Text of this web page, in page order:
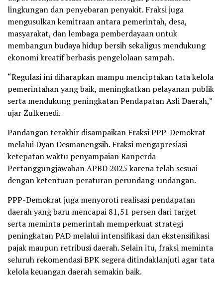
lingkungan dan penyebaran penyakit. Fraksi juga
mengusulkan kemitraan antara pemerintah, desa,
masyarakat, dan lembaga pemberdayaan untuk
membangun budaya hidup bersih sekaligus mendukung
ekonomi kreatif berbasis pengelolaan sampah.
“Regulasi ini diharapkan mampu menciptakan tata kelola
pemerintahan yang baik, meningkatkan pelayanan publik
serta mendukung peningkatan Pendapatan Asli Daerah,”
ujar Zulkenedi.
Pandangan terakhir disampaikan Fraksi PPP-Demokrat
melalui Dyan Desmanengsih. Fraksi mengapresiasi
ketepatan waktu penyampaian Ranperda
Pertanggungjawaban APBD 2025 karena telah sesuai
dengan ketentuan peraturan perundang-undangan.
PPP-Demokrat juga menyoroti realisasi pendapatan
daerah yang baru mencapai 81,51 persen dari target
serta meminta pemerintah memperkuat strategi
peningkatan PAD melalui intensifikasi dan ekstensifikasi
pajak maupun retribusi daerah. Selain itu, fraksi meminta
seluruh rekomendasi BPK segera ditindaklanjuti agar tata
kelola keuangan daerah semakin baik.